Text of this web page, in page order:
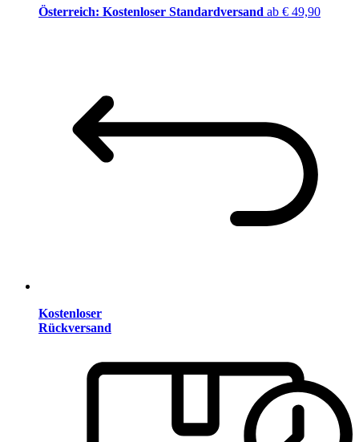
Österreich: Kostenloser Standardversand ab € 49,90
Kostenloser
Rückversand